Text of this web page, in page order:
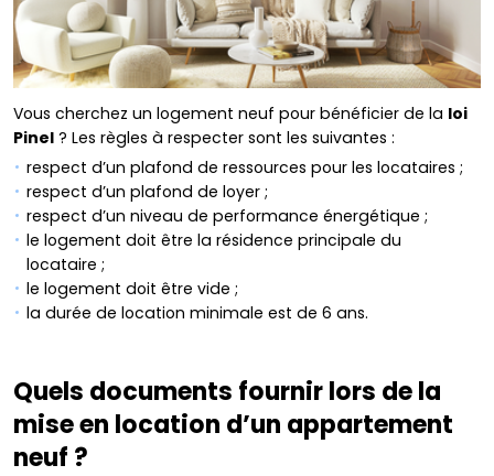
Vous cherchez un logement neuf pour bénéficier de la loi
Pinel ? Les règles à respecter sont les suivantes :
respect d’un plafond de ressources pour les locataires ;
respect d’un plafond de loyer ;
respect d’un niveau de performance énergétique ;
le logement doit être la résidence principale du
locataire ;
le logement doit être vide ;
la durée de location minimale est de 6 ans.
Quels documents fournir lors de la
mise en location d’un appartement
neuf ?